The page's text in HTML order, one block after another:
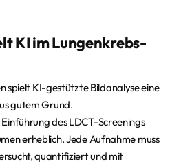
KI im Lungenkrebs-
spielt KI-gestützte Bildanalyse eine
gutem Grund.
des LDCT-Screenings
erheblich. Jede Aufnahme muss
quantifiziert und mit